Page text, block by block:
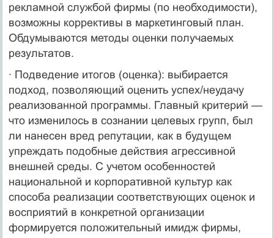
рекламной службой фирмы (по необходимости),
возможны коррективы в маркетинговый план.
Обдумываются методы оценки получаемых
результатов.
· Подведение итогов (оценка): выбирается
подход, позволяющий оценить успех/неудачу
реализованной программы. Главный критерий —
что изменилось в сознании целевых групп, был
ли нанесен вред репутации, как в будущем
упреждать подобные действия агрессивной
внешней среды. С учетом особенностей
национальной и корпоративной культур как
способа реализации соответствующих оценок и
восприятий в конкретной организации
формируется положительный имидж фирмы,